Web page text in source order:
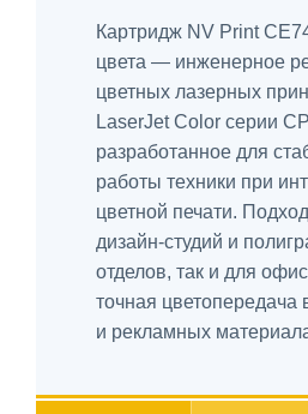
Картридж NV Print
цвета — инженерное
цветных лазерных
LaserJet Color серии
разработанное для
работы техники при
цветной печати.
дизайн-студий и
отделов, так и для
точная цветопередача
и рекламных